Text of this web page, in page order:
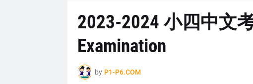
2023-2024 小四中文
Examination
by P1-P6.COM